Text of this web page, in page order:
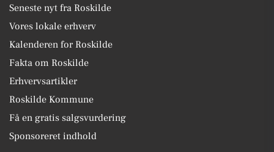
Seneste nyt fra Roskilde
Vores lokale erhverv
Kalenderen for Roskilde
Fakta om Roskilde
Erhvervsartikler
Roskilde Kommune
Få en gratis salgsvurdering
Sponsoreret indhold